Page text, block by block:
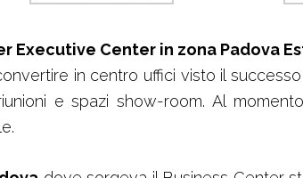
Executive Center in zona Padova
in centro uffici visto il
e spazi show-room. Al